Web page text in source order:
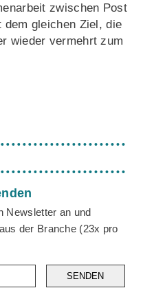
zwischen Post
gleichen Ziel, die
wieder vermehrt zum
Newsletter an und
der Branche (23x pro
SENDEN